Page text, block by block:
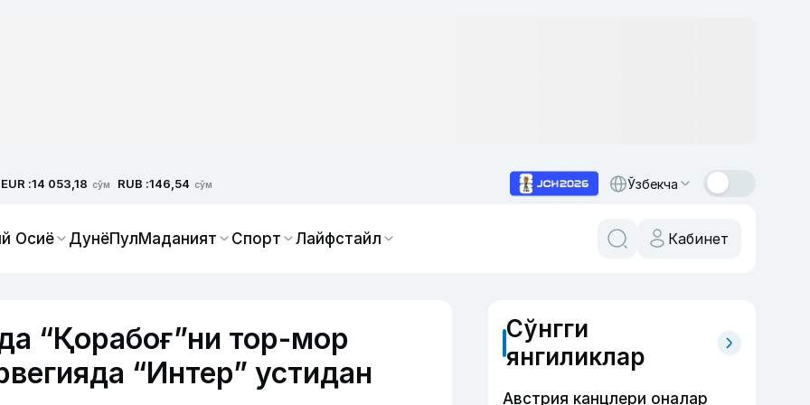
EUR :14 053,18 сўм RUB :146,54 сўм Ўзбекча
Осиё ДунёПулМаданият Спорт Лайфстайл Кабинет
“Қорабоғ”ни тор-мор
“Интер” устидан
Сўнгги
янгиликлар
Австрия канцлери оналар